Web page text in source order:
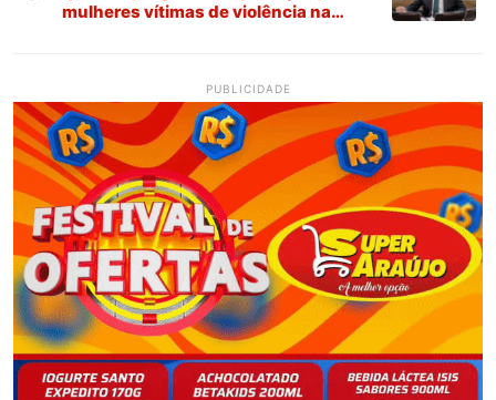
mulheres vítimas de violência na
PUBLICIDADE